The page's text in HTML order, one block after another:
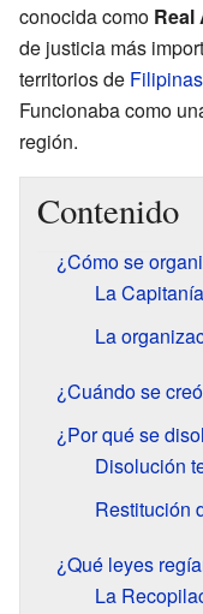
conocida como Real
de justicia más
territorios de Filipinas
Funcionaba como
región.
Contenido
¿Cómo se
La
La
¿Cuándo se
¿Por qué se
Disolución
Restitución
¿Qué leyes
La